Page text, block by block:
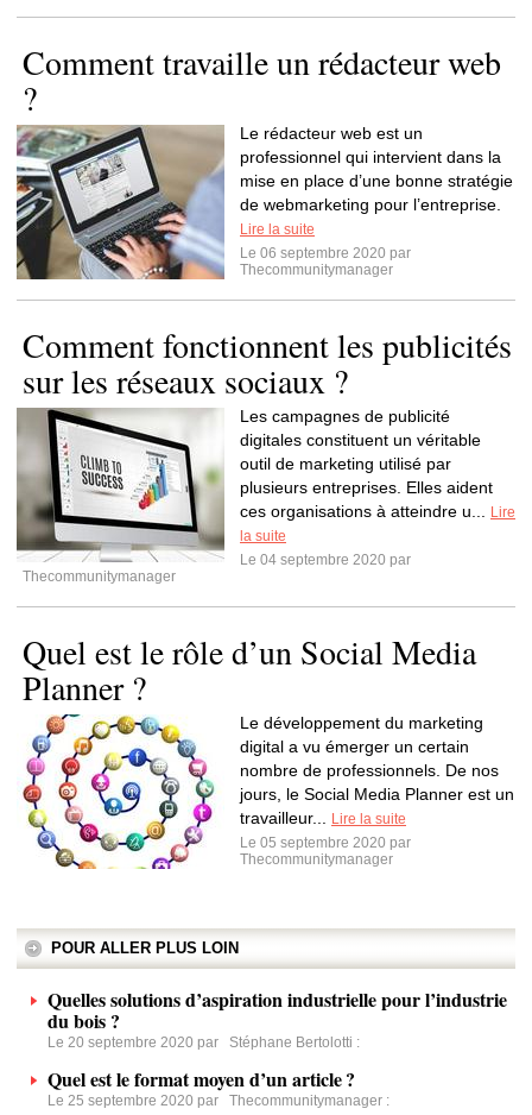
Comment travaille un rédacteur web
?
Le rédacteur web est un
professionnel qui intervient dans la
mise en place d’une bonne stratégie
de webmarketing pour l’entreprise.
Lire la suite
Le 06 septembre 2020 par
Thecommunitymanager
Comment fonctionnent les publicités
sur les réseaux sociaux ?
Les campagnes de publicité
digitales constituent un véritable
outil de marketing utilisé par
plusieurs entreprises. Elles aident
ces organisations à atteindre u...
Lire
la suite
Le 04 septembre 2020 par
Thecommunitymanager
Quel est le rôle d’un Social Media
Planner ?
Le développement du marketing
digital a vu émerger un certain
nombre de professionnels. De nos
jours, le Social Media Planner est un
travailleur...
Lire la suite
Le 05 septembre 2020 par
Thecommunitymanager
POUR ALLER PLUS LOIN
Quelles solutions d’aspiration industrielle pour l’industrie
du bois ?
Le 20 septembre 2020 par Stéphane Bertolotti :
Quel est le format moyen d’un article ?
Le 25 septembre 2020 par Thecommunitymanager :